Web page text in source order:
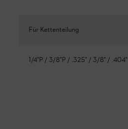
Für Kettenteilung
1/4"P / 3/8"P / .325" / 3/8" / .404"